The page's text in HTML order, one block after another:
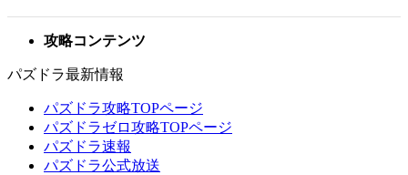
攻略コンテンツ
パズドラ最新情報
パズドラ攻略TOPページ
パズドラゼロ攻略TOPページ
パズドラ速報
パズドラ公式放送